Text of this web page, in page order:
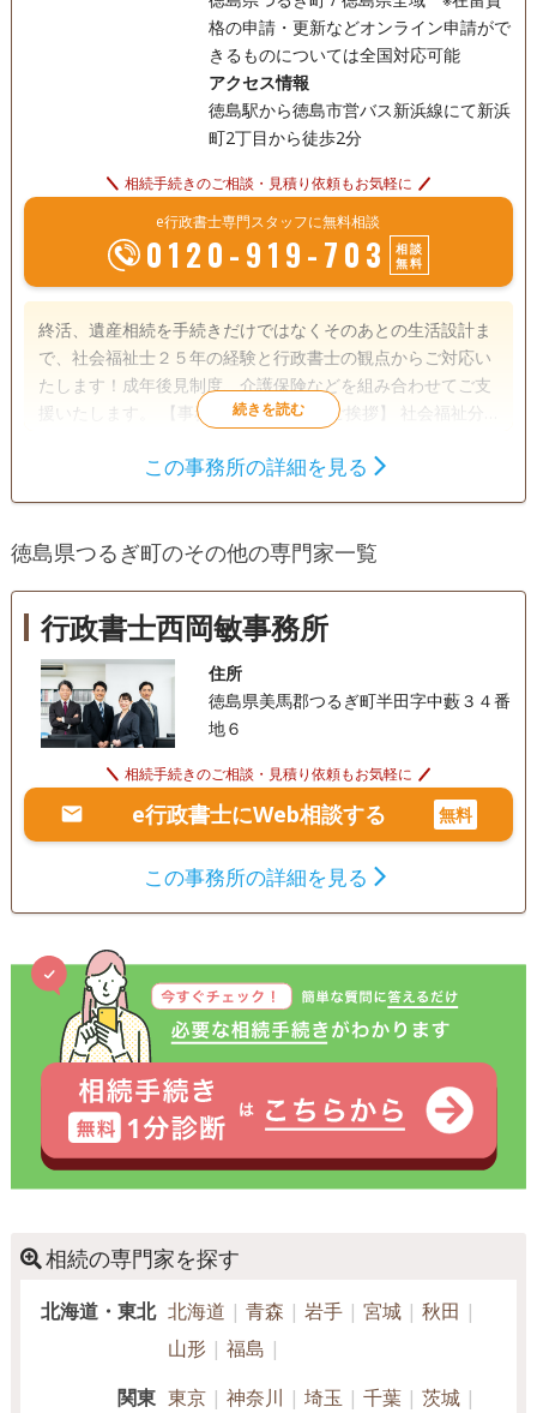
格の申請・更新などオンライン申請がで
きるものについては全国対応可能
アクセス情報
徳島駅から徳島市営バス新浜線にて新浜
町2丁目から徒歩2分
相続手続きのご相談・見積り依頼もお気軽に
e行政書士専門スタッフに無料相談
0120-919-703
相談
無料
終活、遺産相続を手続きだけではなくそのあとの生活設計ま
で、社会福祉士２５年の経験と行政書士の観点からご対応い
たします！成年後見制度、介護保険などを組み合わせてご支
援いたします。 【事務所開設の経緯とご挨拶】 社会福祉分
緒にお仕事をしながら仕事をしてきました。もう一歩踏み込
わたり医療・介護福祉の現場に携わってきた経験と、福祉に
で、人生のさまざまなステージで直面する不安や課題に、丁
寧に寄り添いながらサポートいたします。 遺言書や任意後見
制度のご相談、法人設立や運営支援、福祉サービスに関する
申請手続き、さらに各種許認可申請にも対応いたします。 ご
家族の将来や地域社会の在り方を見据えたアドバイスと実務
支援を通じて、ご相談者様の想いをかたちにするお手伝いを
切にし、安心して次の一歩を踏み出していただけるよう、心
遺産分割
事業承継
相続人調査 生前贈与（不動産名
電話相談可 訪問可 女性スタッフ対応可
初回相談無料 18時以降相談可
事務所面談可
この事務所の詳細を見る
徳島県つるぎ町のその他の専門家一覧
行政書士西岡敏事務所
住所
徳島県美馬郡つるぎ町半田字中藪３４番
地６
相続手続きのご相談・見積り依頼もお気軽に
e行政書士にWeb相談する 無料
この事務所の詳細を見る
相続の専門家を探す
北海道・東北 北海道 青森 岩手 宮城
秋田
山形
福島
関東 東京 神奈川 埼玉 千葉
茨城